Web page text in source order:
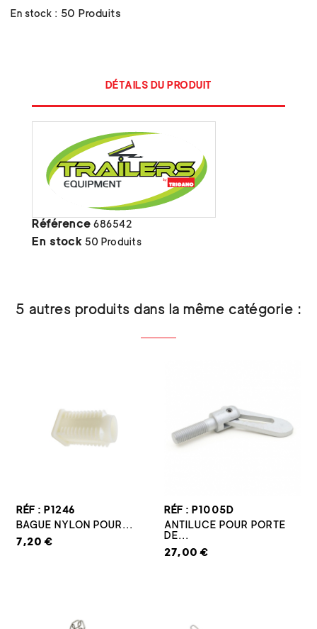
En stock : 50 Produits
DÉTAILS DU PRODUIT
Référence 686542
En stock 50 Produits
5 autres produits dans la même catégorie :
RÉF : P1246
BAGUE NYLON POUR...
7,20 €
RÉF : P1005D
ANTILUCE POUR PORTE
DE...
27,00 €